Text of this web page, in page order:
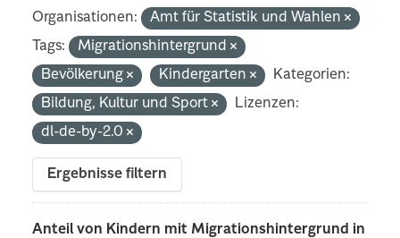
Organisationen:
Amt für Statistik und Wahlen
Tags:
Migrationshintergrund
Bevölkerung
Kindergarten
Kategorien:
Bildung, Kultur und Sport
Lizenzen:
dl-de-by-2.0
Ergebnisse filtern
Anteil von Kindern mit Migrationshintergrund in